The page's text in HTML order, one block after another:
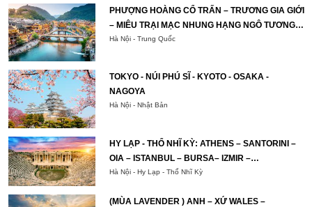
PHƯỢNG HOÀNG CỔ TRẤN – TRƯƠNG GIA GIỚI
– MIÊU TRẠI MẠC NHUNG HẠNG NGÔ TƯƠNG
TÂY
Hà Nội - Trung Quốc
TOKYO - NÚI PHÚ SĨ - KYOTO - OSAKA -
NAGOYA
Hà Nội - Nhật Bản
HY LẠP - THỔ NHĨ KỲ: ATHENS – SANTORINI –
OIA – ISTANBUL – BURSA– IZMIR –
PAMUKKALE – CAPPADOCIA – ISTANBUL
Hà Nội - Hy Lạp - Thổ Nhĩ Kỳ
(MÙA LAVENDER ) ANH – XỨ WALES –